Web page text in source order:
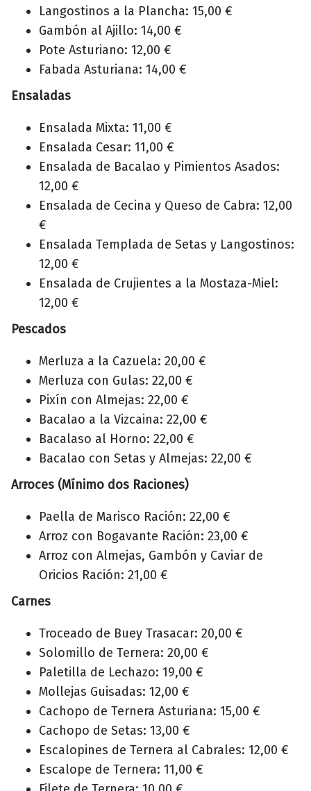
Langostinos a la Plancha: 15,00 €
Gambón al Ajillo: 14,00 €
Pote Asturiano: 12,00 €
Fabada Asturiana: 14,00 €
Ensaladas
Ensalada Mixta: 11,00 €
Ensalada Cesar: 11,00 €
Ensalada de Bacalao y Pimientos Asados:
12,00 €
Ensalada de Cecina y Queso de Cabra: 12,00
€
Ensalada Templada de Setas y Langostinos:
12,00 €
Ensalada de Crujientes a la Mostaza-Miel:
12,00 €
Pescados
Merluza a la Cazuela: 20,00 €
Merluza con Gulas: 22,00 €
Pixín con Almejas: 22,00 €
Bacalao a la Vizcaina: 22,00 €
Bacalaso al Horno: 22,00 €
Bacalao con Setas y Almejas: 22,00 €
Arroces (Mínimo dos Raciones)
Paella de Marisco Ración: 22,00 €
Arroz con Bogavante Ración: 23,00 €
Arroz con Almejas, Gambón y Caviar de
Oricios Ración: 21,00 €
Carnes
Troceado de Buey Trasacar: 20,00 €
Solomillo de Ternera: 20,00 €
Paletilla de Lechazo: 19,00 €
Mollejas Guisadas: 12,00 €
Cachopo de Ternera Asturiana: 15,00 €
Cachopo de Setas: 13,00 €
Escalopines de Ternera al Cabrales: 12,00 €
Escalope de Ternera: 11,00 €